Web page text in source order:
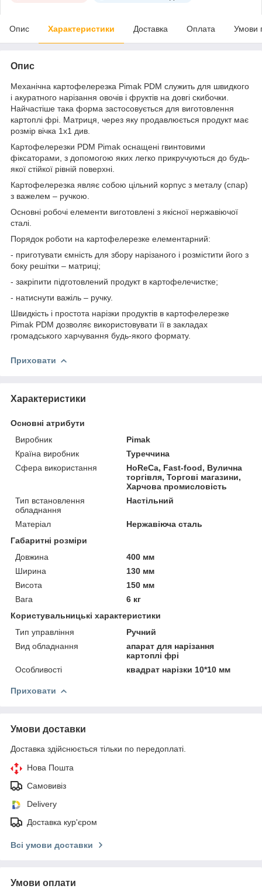
Опис Характеристики Доставка Оплата Умови
Опис
Механічна картофелерезка Pimak PDM служить для швидкого
і акуратного нарізання овочів і фруктів на довгі скибочки.
Найчастіше така форма застосовується для виготовлення
картоплі фрі. Матриця, через яку продавлюється продукт має
розмір вічка 1х1 див.
Картофелерезки PDM Pimak оснащені гвинтовими
фіксаторами, з допомогою яких легко прикручуються до будь-
якої стійкої рівній поверхні.
Картофелерезка являє собою цільний корпус з металу (спар)
з важелем – ручкою.
Основні робочі елементи виготовлені з якісної нержавіючої
сталі.
Порядок роботи на картофелерезке елементарний:
- приготувати ємність для збору нарізаного і розмістити його з
боку решітки – матриці;
- закріпити підготовлений продукт в картофелечистке;
- натиснути важіль – ручку.
Швидкість і простота нарізки продуктів в картофелерезке
Pimak PDM дозволяє використовувати її в закладах
громадського харчування будь-якого формату.
Приховати
Характеристики
Основні атрибути
Виробник
Pimak
Країна виробник
Туреччина
Сфера використання
HoReCa, Fast-food, Вулична
торгівля, Торгові магазини,
Харчова промисловість
Тип встановлення
обладнання
Настільний
Матеріал
Нержавіюча сталь
Габаритні розміри
Довжина
400 мм
Ширина
130 мм
Висота
150 мм
Вага
6 кг
Користувальницькі характеристики
Тип управління
Ручний
Вид обладнання
апарат для нарізання
картоплі фрі
Особливості
квадрат нарізки 10*10 мм
Приховати
Умови доставки
Доставка здійснюється тільки по передоплаті.
Нова Пошта
Самовивіз
Delivery
Доставка кур'єром
Всі умови доставки
Умови оплати